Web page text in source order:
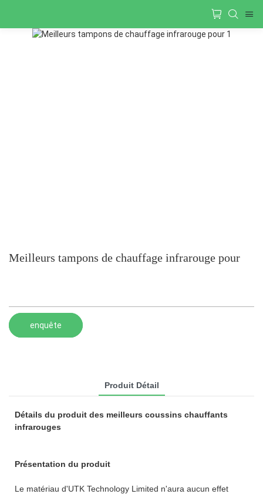
Meilleurs tampons de chauffage infrarouge pour
enquête
Produit Détail
Détails du produit des meilleurs coussins chauffants
infrarouges
Présentation du produit
Le matériau d'UTK Technology Limited n'aura aucun effet